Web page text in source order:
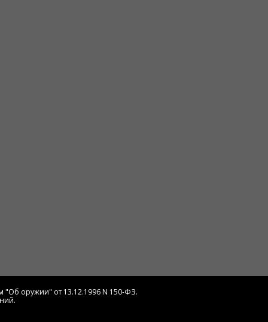
"Об оружии" от 13.12.1996 N 150-ФЗ.